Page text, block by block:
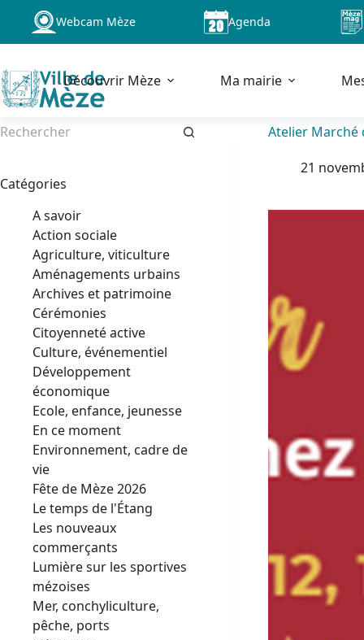
Passer
contenu
Webcam Mèze Agenda
Découvrir Mèze Ma mairie
Atelier Marché
21
Catégories
A savoir
Action sociale
Agriculture, viticulture
Aménagements urbains
Archives et patrimoine
Cérémonies
Citoyenneté active
Culture, événementiel
Développement
économique
Ecole, enfance, jeunesse
En ce moment
Environnement, cadre de
vie
Fête de Mèze 2026
Le temps de l'Étang
Les nouveaux
commerçants
Lumière sur les sportives
mézoises
Mer, conchyliculture,
pêche, ports